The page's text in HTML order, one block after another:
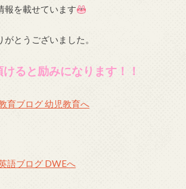
報を載せています
とうございました。
ると励みになります！！